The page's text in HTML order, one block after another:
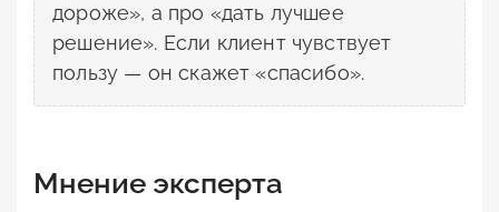
дороже», а про «дать лучшее
решение». Если клиент чувствует
пользу — он скажет «спасибо».
Мнение эксперта